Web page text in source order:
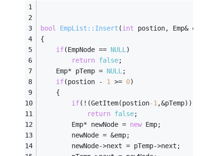
bool EmpList::Insert (int postion, Emp& emp)
{
if(EmpNode == NULL)
return false;
    Emp* pTemp =
NULL;
if(postion - 1 >= 0)
    {
if(!(GetItem(postion-1,&pTemp)))
return false;
        Emp* newNode =
new Emp;
        newNode = &emp;
        newNode->next = pTemp->next;